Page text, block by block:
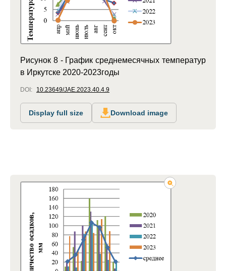
Рисунок 8 - График среднемесячных температур
в Иркутске 2020-2023годы
DOI: 10.23649/JAE.2023.40.4.9
Display full size Download image